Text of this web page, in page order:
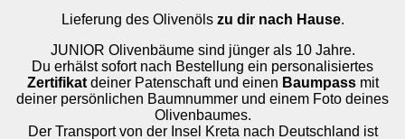
Lieferung des Olivenöls zu dir nach Hause.
JUNIOR Olivenbäume sind jünger als 10 Jahre.
Du erhälst sofort nach Bestellung ein personalisiertes
Zertifikatdeiner Patenschaft und einen Baumpassmit
deiner persönlichen Baumnummer und einem Foto deines
Olivenbaumes.
Der Transport von der Insel Kreta nach Deutschland ist